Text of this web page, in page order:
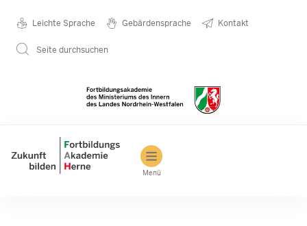
Metanavigation
Leichte Sprache Gebärdensprache Kontakt
Seite durchsuchen
Main navigation
Menü